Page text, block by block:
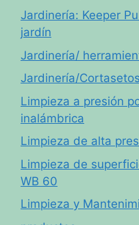
Jardinería: Keeper
jardín
Jardinería/
Jardinería/
Limpieza a presión
inalámbrica
Limpieza de alta
Limpieza de
WB 60
Limpieza y